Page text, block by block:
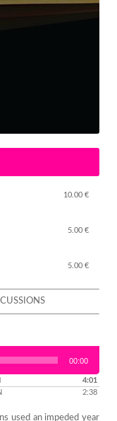
10.00 €
5.00 €
5.00 €
00:00
4:01
2:38
used an impeded year